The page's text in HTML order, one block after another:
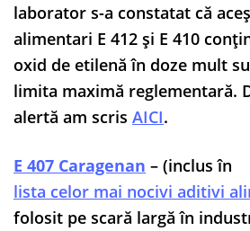
laborator s-a constatat că
alimentari E 412 și E 410
oxid de etilenă în doze mult
limita maximă reglementară.
alertă am scris AICI.
E 407 Caragenan – (inclus în
lista celor mai nocivi aditivi
folosit pe scară largă în